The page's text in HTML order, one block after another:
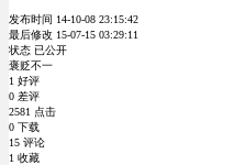
发布时间 14-10-08 23:15:42
最后修改 15-07-15 03:29:11
状态 已公开
褒贬不一
1 好评
0 差评
2581 点击
0 下载
15 评论
1 收藏